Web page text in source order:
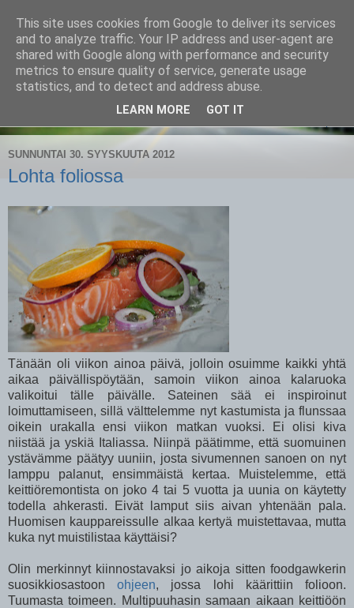
CampaSimpukka
kammen- ja kauhanpyöritystä
SUNNUNTAI 30. SYYSKUUTA 2012
Lohta foliossa
Tänään oli viikon ainoa päivä, jolloin osuimme kaikki yhtä
aikaa päivällispöytään, samoin viikon ainoa kalaruoka
valikoitui tälle päivälle. Sateinen sää ei inspiroinut
loimuttamiseen, sillä välttelemme nyt kastumista ja flunssaa
oikein urakalla ensi viikon matkan vuoksi. Ei olisi kiva
niistää ja yskiä Italiassa. Niinpä päätimme, että suomuinen
ystävämme päätyy uuniin, josta sivumennen sanoen on nyt
lamppu palanut, ensimmäistä kertaa. Muistelemme, että
keittiöremontista on joko 4 tai 5 vuotta ja uunia on käytetty
todella ahkerasti. Eivät lamput siis aivan yhtenään pala.
Huomisen kauppareissulle alkaa kertyä muistettavaa, mutta
kuka nyt muistilistaa käyttäisi?
Olin merkinnyt kiinnostavaksi jo aikoja sitten foodgawkerin
suosikkiosastoonohjeen, jossa lohi käärittiin folioon.
Tuumasta toimeen. Multipuuhasin samaan aikaan keittiöön
This site uses cookies from Google to deliver its services
and to analyze traffic. Your IP address and user-agent are
shared with Google along with performance and security
metrics to ensure quality of service, generate usage
statistics, and to detect and address abuse.
LEARN MORE GOT IT